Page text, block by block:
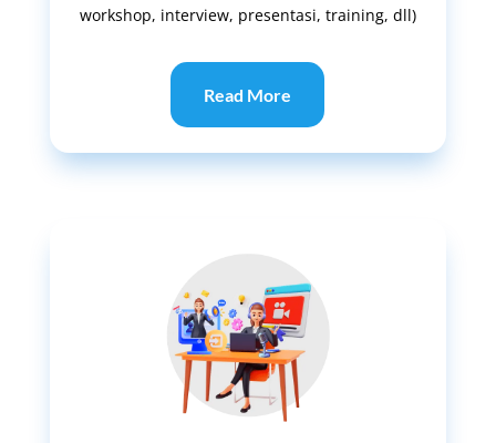
workshop, interview, presentasi, training, dll)
Read More